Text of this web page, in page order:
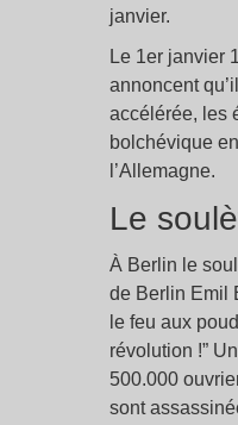
janvier.
Le 1er janvier
annoncent
accélérée, les
bolchévique
l’Allemagne.
Le
À Berlin le
de Berlin Emil
le feu aux
révolution !”
500.000
sont